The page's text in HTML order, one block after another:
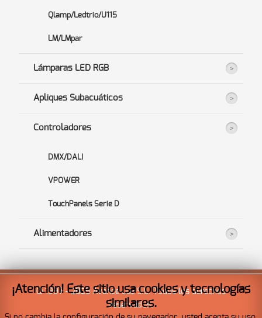
¡Atención! Este sitio usa cookies y tecnologías
similares.
Qlamp/Ledtrio/U115
LM/LMpar
Lámparas LED RGB
Apliques Subacuáticos
Controladores
DMX/DALI
VPOWER
TouchPanels Serie D
Alimentadores
© 1997 - 2025 Avance Luz S.L. Todos los derechos
reservados.